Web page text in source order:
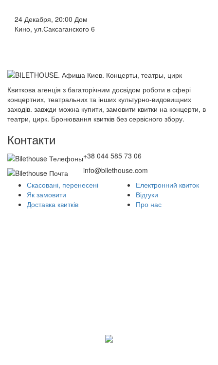
24 Декабря, 20:00 Дом
Кино, ул.Саксаганского 6
Квиткова агенція з багаторічним досвідом роботи в сфері
концертних, театральних та інших культурно-видовищних
заходів. завжди можна купити, замовити квитки на концерти, в
театри, цирк. Бронювання квитків без сервісного збору.
Контакти
+38 044 585 73 06
info@bilethouse.com
Скасовані, перенесені
Як замовити
Доставка квитків
Електронний квиток
Відгуки
Про нас